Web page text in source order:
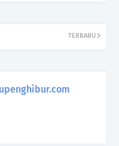
TERBARU